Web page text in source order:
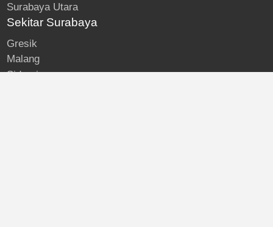
Surabaya Utara
Sekitar Surabaya
Gresik
Malang
Sidoarjo